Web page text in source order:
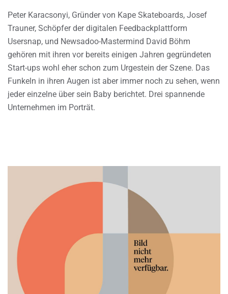
Peter Karacsonyi, Gründer von Kape Skateboards, Josef
Trauner, Schöpfer der digitalen Feedbackplattform
Usersnap, und Newsadoo-Mastermind David Böhm
gehören mit ihren vor bereits einigen Jahren gegründeten
Start-ups wohl eher schon zum Urgestein der Szene. Das
Funkeln in ihren Augen ist aber immer noch zu sehen, wenn
jeder einzelne über sein Baby berichtet. Drei spannende
Unternehmen im Porträt.